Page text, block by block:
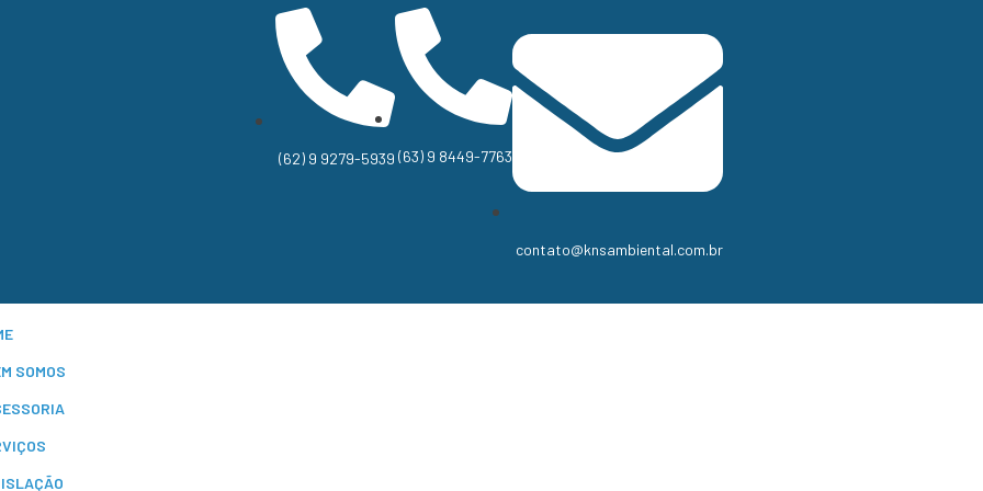
(62) 9 9279-5939 (63) 9 8449-7763
contato@knsambiental.com.br
SOMOS